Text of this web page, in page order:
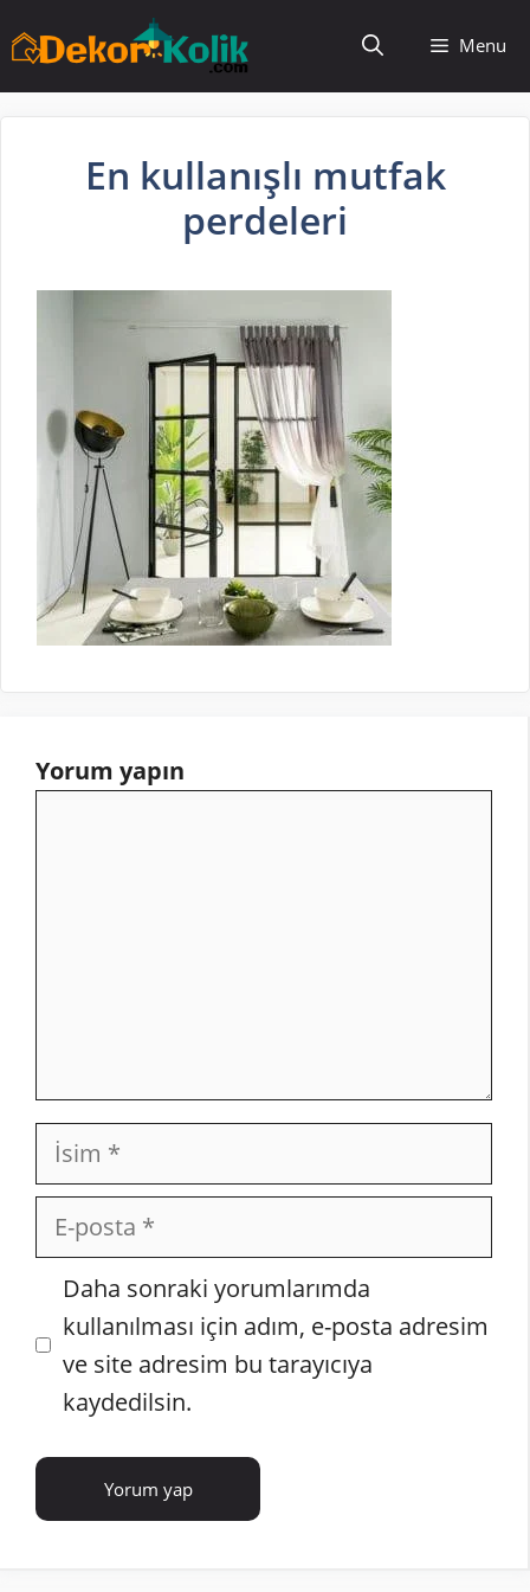
atla
Menu
En kullanışlı mutfak
perdeleri
Yorum yapın
İsim
posta
İnternet
sitesi
Daha sonraki yorumlarımda
kullanılması için adım, e-posta adresim
ve site adresim bu tarayıcıya
kaydedilsin.